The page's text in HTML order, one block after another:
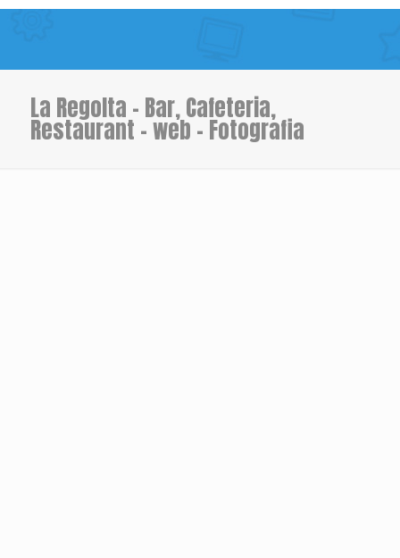
La Regolta – Bar, Cafeteria,
Restaurant – web – Fotografia